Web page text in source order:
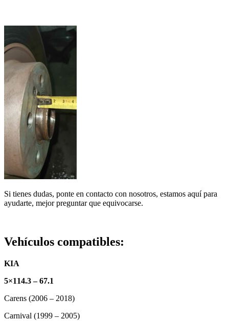
Si tienes dudas, ponte en contacto con nosotros, estamos aquí para
ayudarte, mejor preguntar que equivocarse.
Vehículos compatibles:
KIA
5×114.3 – 67.1
Carens (2006 – 2018)
Carnival (1999 – 2005)